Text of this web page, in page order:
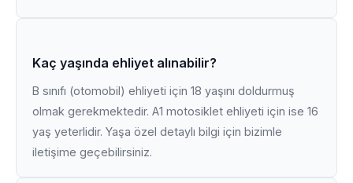
Kaç yaşında ehliyet alınabilir?
B sınıfı (otomobil) ehliyeti için 18 yaşını doldurmuş
olmak gerekmektedir. A1 motosiklet ehliyeti için ise 16
yaş yeterlidir. Yaşa özel detaylı bilgi için bizimle
iletişime geçebilirsiniz.